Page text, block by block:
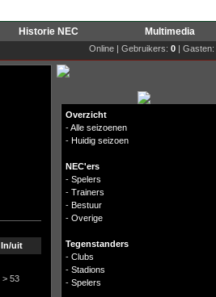
Historie NEC Multimedia
Online | Gebruikers: 0 | Gasten:
In/uit
> 53
Overzicht
-Alle seizoenen
- Huidig seizoen
NEC'ers
- Spelers
- Trainers
- Bestuur
- Overige
Tegenstanders
- Clubs
- Stadions
- Spelers